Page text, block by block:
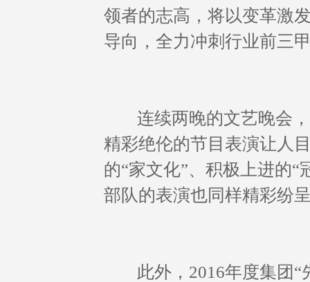
领者的志高，将以变革激
导向，全力冲刺行业前三
连续两晚的文艺晚会，
精彩绝伦的节目表演让人
的“家文化”、积极上进的
部队的表演也同样精彩纷
此外，2016年度集团“